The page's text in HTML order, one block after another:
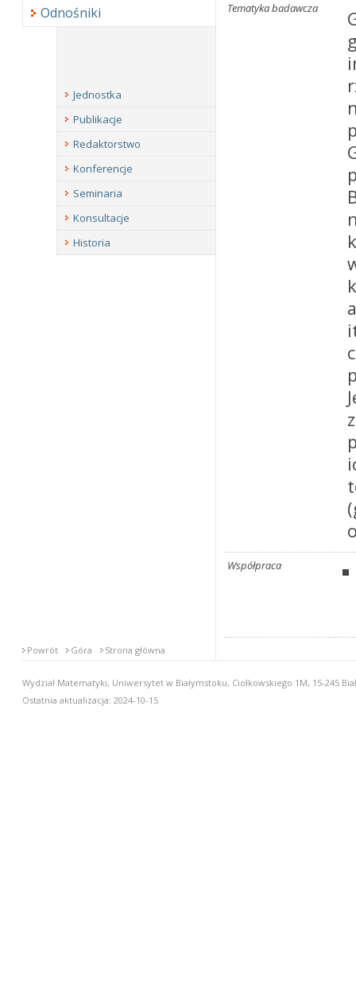
Odnośniki
Tematyka badawcza
Współpraca
Jednostka
Publikacje
Redaktorstwo
Konferencje
Seminaria
Konsultacje
Historia
Powrót Góra Strona główna
Wydział Matematyki, Uniwersytet w Białymstoku, Ciołkowskiego 1M, 15-245
Ostatnia aktualizacja: 2024-10-15